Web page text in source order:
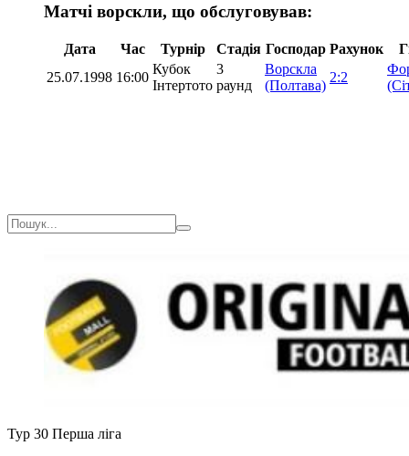
Матчі ворскли, що обслуговував:
Дата Час Турнір Стадія Господар Рахунок
25.07.1998 16:00
Кубок
Інтертото
3
раунд
Ворскла
(Полтава)
2:2
Тур 30 Перша ліга